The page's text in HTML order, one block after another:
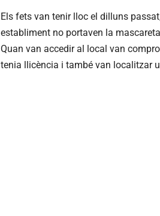
Els fets van tenir lloc el dilluns
establiment no portaven la
Quan van accedir al local van
tenia llicència i també van localitzar